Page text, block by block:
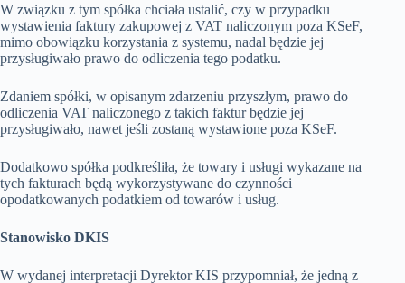
W związku z tym spółka chciała ustalić, czy w przypadku
wystawienia faktury zakupowej z VAT naliczonym poza KSeF,
mimo obowiązku korzystania z systemu, nadal będzie jej
przysługiwało prawo do odliczenia tego podatku.
Zdaniem spółki, w opisanym zdarzeniu przyszłym, prawo do
odliczenia VAT naliczonego z takich faktur będzie jej
przysługiwało, nawet jeśli zostaną wystawione poza KSeF.
Dodatkowo spółka podkreśliła, że towary i usługi wykazane na
tych fakturach będą wykorzystywane do czynności
opodatkowanych podatkiem od towarów i usług.
Stanowisko DKIS
W wydanej interpretacji Dyrektor KIS przypomniał, że jedną z